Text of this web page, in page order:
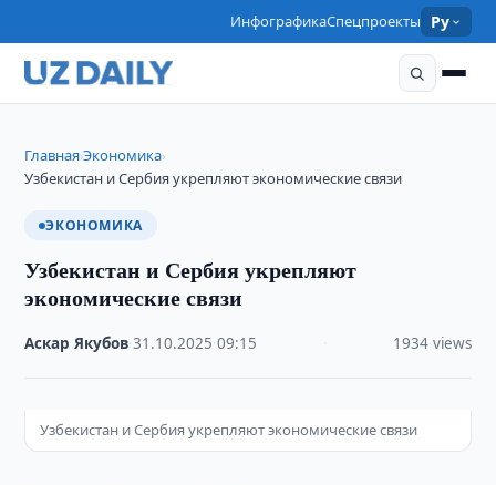
ИнфографикаСпецпроекты Ру
Главная›Экономика›
Узбекистан и Сербия укрепляют экономические связи
ЭКОНОМИКА
Узбекистан и Сербия укрепляют
экономические связи
Аскар Якубов ·31.10.2025 ·09:15 1934 views
Узбекистан и Сербия укрепляют экономические связи